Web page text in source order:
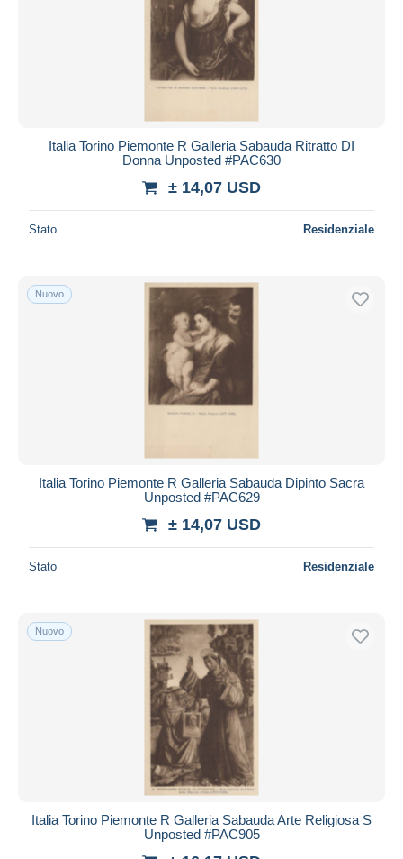
Italia Torino Piemonte R Galleria Sabauda Ritratto DI
Donna Unposted #PAC630
± 14,07 USD
Stato Residenziale
Nuovo
Italia Torino Piemonte R Galleria Sabauda Dipinto Sacra
Unposted #PAC629
± 14,07 USD
Stato Residenziale
Nuovo
Italia Torino Piemonte R Galleria Sabauda Arte Religiosa S
Unposted #PAC905